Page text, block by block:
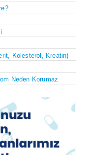
Kolesterol, Kreatin)
Neden Korumaz